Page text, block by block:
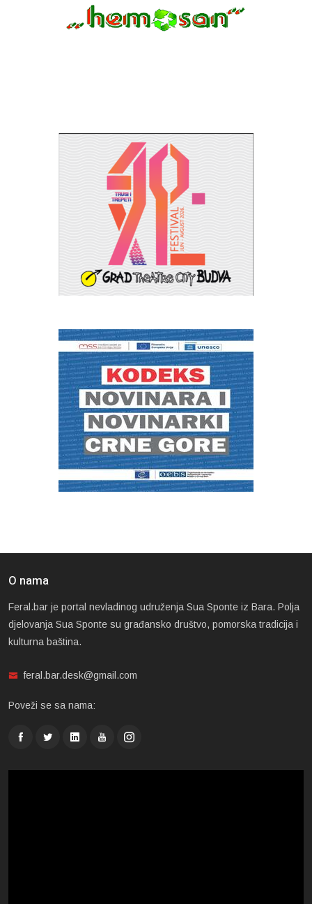
O nama
Feral.bar je portal nevladinog udruženja Sua Sponte iz Bara. Polja
djelovanja Sua Sponte su građansko društvo, pomorska tradicija i
kulturna baština.
feral.bar.desk@gmail.com
Poveži se sa nama: